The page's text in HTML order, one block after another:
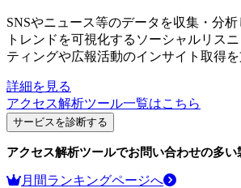
SNSやニュース等のデータを収集・分
トレンドを可視化するソーシャルリス
ティングや広報活動のインサイト取得を
詳細を見る
アクセス解析ツール一覧はこちら
サービスを診断する
アクセス解析ツールでお問い合わせの多い
月間ランキングページへ